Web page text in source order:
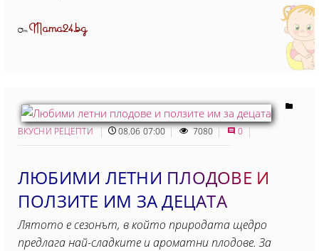
ОтMama24.bg
ВКУСНИ РЕЦЕПТИ 08.06 07:00 7080 0
ЛЮБИМИ ЛЕТНИ ПЛОДОВЕ И
ПОЛЗИТЕ ИМ ЗА ДЕЦАТА
Лятото е сезонът, в който природата щедро
предлага най-сладките и ароматни плодове. За